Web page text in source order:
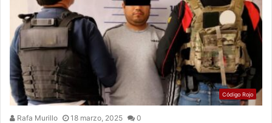
Código Rojo
Rafa Murillo 18 marzo, 2025 0